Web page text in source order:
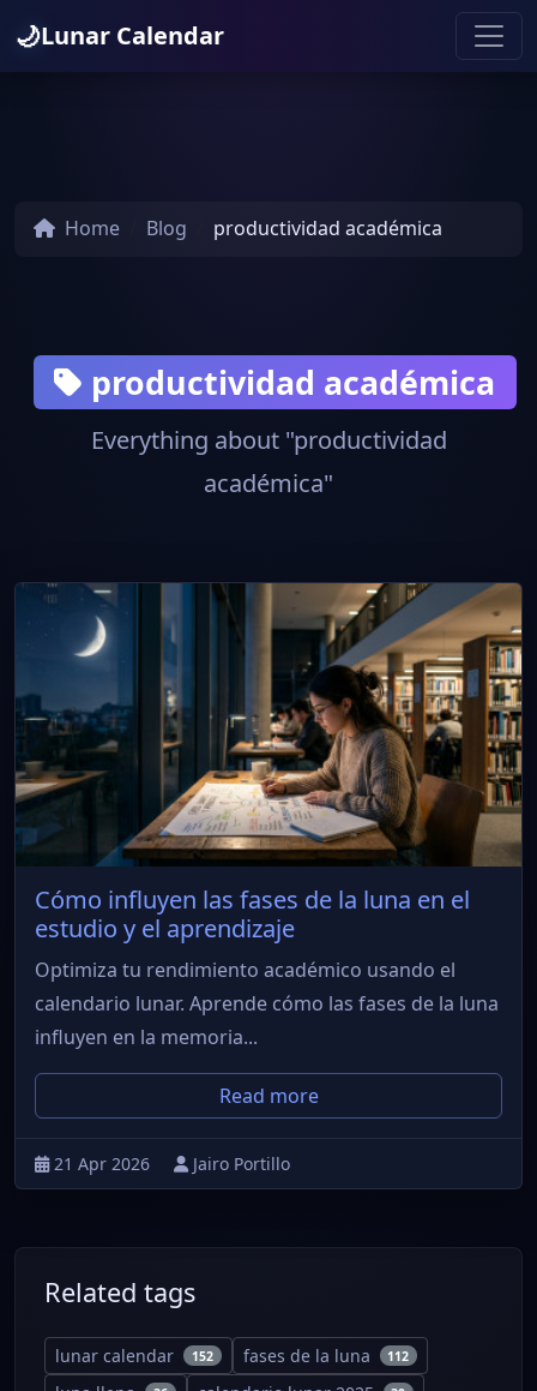
🌙Lunar Calendar
Home Blog productividad académica
productividad académica
Everything about "productividad
académica"
Cómo influyen las fases de la luna en el
estudio y el aprendizaje
Optimiza tu rendimiento académico usando el
calendario lunar. Aprende cómo las fases de la luna
influyen en la memoria...
Read more
21 Apr 2026 Jairo Portillo
Related tags
lunar calendar 152 fases de la luna 112